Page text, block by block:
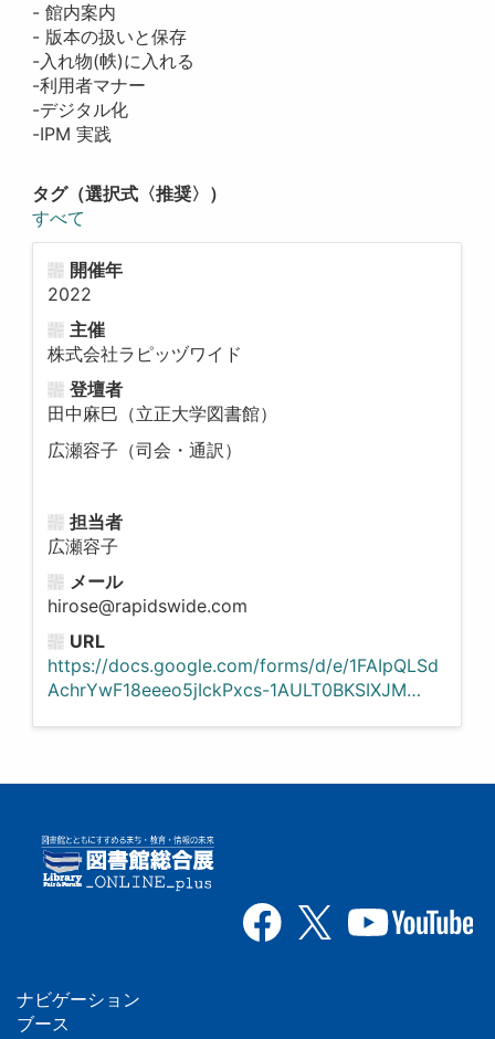
- 館内案内
- 版本の扱いと保存
-入れ物(帙)に入れる
-利用者マナー
-デジタル化
-IPM 実践
タグ（選択式〈推奨〉）
すべて
開催年
2022
主催
株式会社ラピッヅワイド
登壇者
田中麻巳（立正大学図書館）
広瀬容子（司会・通訳）
担当者
広瀬容子
メール
hirose@rapidswide.com
URL
https://docs.google.com/forms/d/e/1FAIpQLSd
AchrYwF18eeeo5jIckPxcs-1AULT0BKSIXJM…
ナビゲーション
ブース